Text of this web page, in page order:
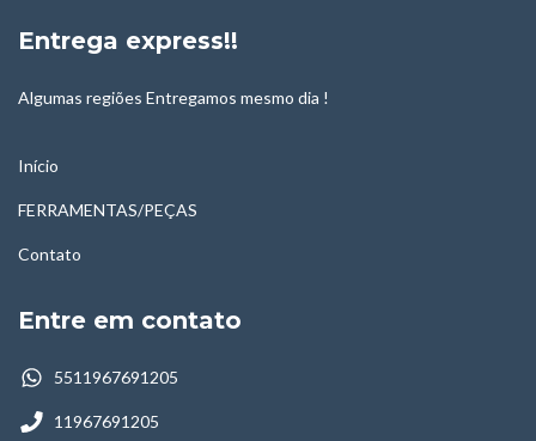
Entrega express!!
Algumas regiões Entregamos mesmo dia !
Início
FERRAMENTAS/PEÇAS
Contato
Entre em contato
5511967691205
11967691205